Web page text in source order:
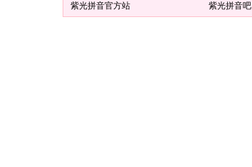
紫光拼音官方站
紫光拼音吧